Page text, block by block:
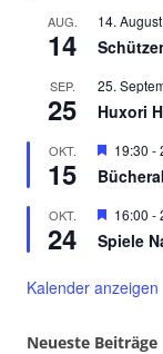
AUG.
14
14.
SEP.
25
25.
Huxori
OKT.
15
19:30 -
OKT.
24
16:00 -
Spiele
Kalender anzeigen
Neueste Beiträge